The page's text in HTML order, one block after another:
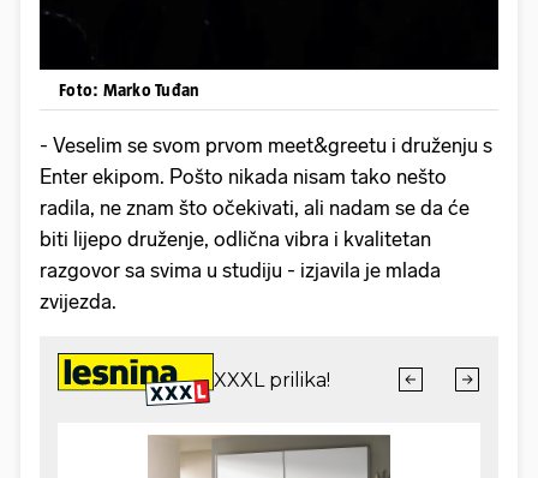
Foto: Marko Tuđan
- Veselim se svom prvom meet&greetu i druženju s
Enter ekipom. Pošto nikada nisam tako nešto
radila, ne znam što očekivati, ali nadam se da će
biti lijepo druženje, odlična vibra i kvalitetan
razgovor sa svima u studiju - izjavila je mlada
zvijezda.